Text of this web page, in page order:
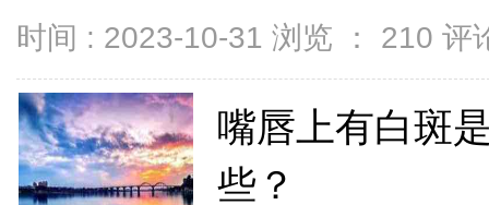
时间 : 2023-10-31 浏览 ： 210 评
嘴唇上有白斑
些？